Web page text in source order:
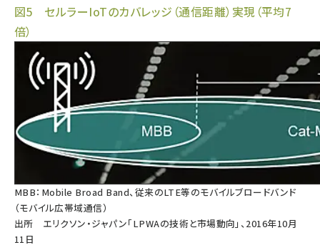
図5 セルラーIoTのカバレッジ（通信距離）実現（平均7
倍）
MBB：Mobile Broad Band、従来のLTE等のモバイルブロードバンド
（モバイル広帯域通信）
出所 エリクソン・ジャパン「LPWAの技術と市場動向」、2016年10月
11日